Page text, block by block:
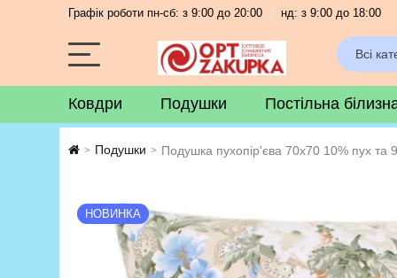
Графік роботи пн-сб: з 9:00 до 20:00 нд: з 9:00 до 18:00
Всі
Ковдри Подушки Постільна
> Подушки > Подушка пухопір'єва 70х70 10% пух та
НОВИНКА